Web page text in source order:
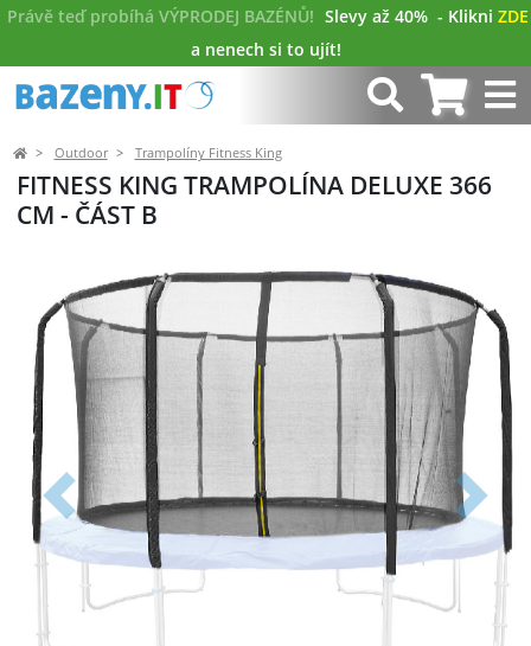
Právě teď probíhá VÝPRODEJ BAZÉNŮ! Slevy až 40% - Klikni ZDE
a nenech si to ujít!
Outdoor Trampolíny Fitness King
FITNESS KING TRAMPOLÍNA DELUXE 366
CM - ČÁST B
Předchozí Další